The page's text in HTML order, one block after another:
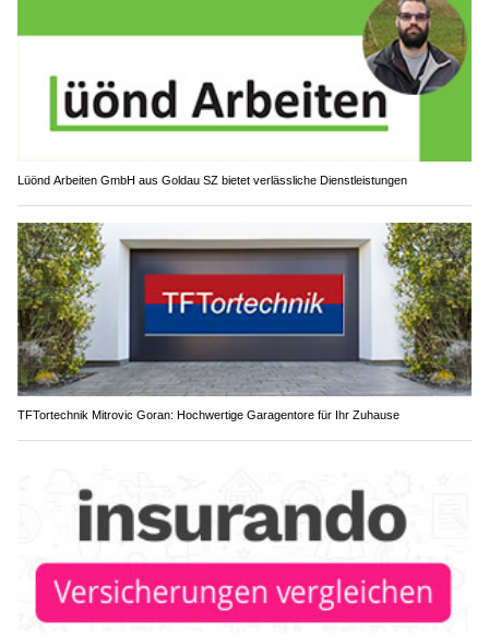
Lüönd Arbeiten GmbH aus Goldau SZ bietet verlässliche Dienstleistungen
TFTortechnik Mitrovic Goran: Hochwertige Garagentore für Ihr Zuhause